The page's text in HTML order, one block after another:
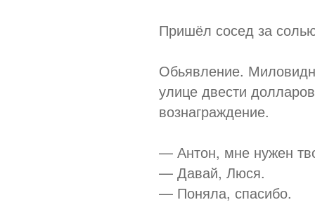
Пришёл сосед за
Обьявление.
улице двести
вознаграждение.
— Антон, мне нужен
— Давай, Люся.
— Поняла, спасибо.